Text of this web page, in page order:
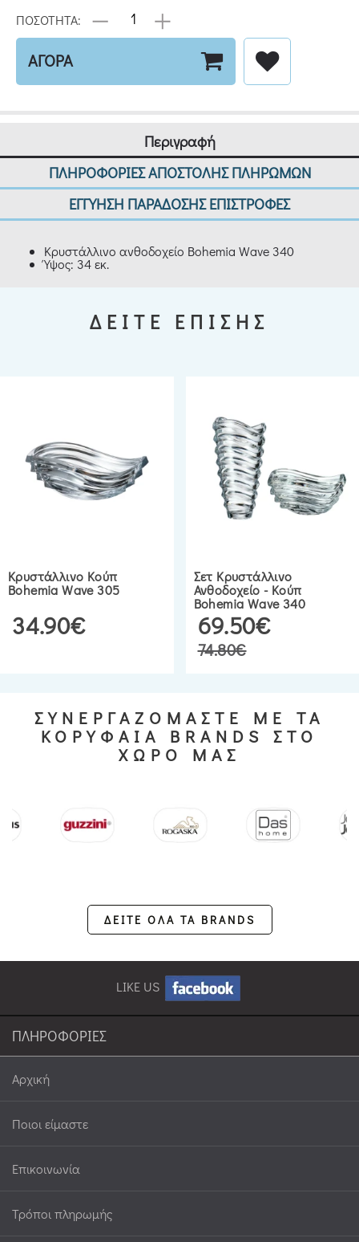
ΠΟΣΟΤΗΤΑ:
ΑΓΟΡΑ
Περιγραφή
ΠΛΗΡΟΦΟΡΙΕΣ ΑΠΟΣΤΟΛΗΣ ΠΛΗΡΩΜΩΝ
ΕΓΓΥΗΣΗ ΠΑΡΑΔΟΣΗΣ ΕΠΙΣΤΡΟΦΕΣ
Κρυστάλλινο ανθοδοχείο Bohemia Wave 340
Ύψος: 34 εκ.
ΔΕΙΤΕ ΕΠΙΣΗΣ
Κρυστάλλινο Κούπ
Bohemia Wave 305
34.90€
Σετ Κρυστάλλινο
Ανθοδοχείο - Κούπ
Bohemia Wave 340
69.50€
74.80€
ΣΥΝΕΡΓΑΖΟΜΑΣΤΕ ΜΕ ΤΑ
ΚΟΡΥΦΑΙΑ BRANDS ΣΤΟ
ΧΩΡΟ ΜΑΣ
ΔΕΙΤΕ ΟΛΑ ΤΑ BRANDS
LIKE US
ΠΛΗΡΟΦΟΡΙΕΣ
Αρχική
Ποιοι είμαστε
Επικοινωνία
Τρόποι πληρωμής